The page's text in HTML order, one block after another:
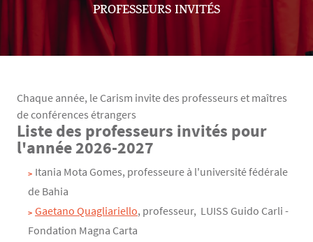
PROFESSEURS INVITÉS
Chaque année, le Carism invite des professeurs et maîtres
de conférences étrangers
Contenu
Texte
Liste des professeurs invités pour
l'année 2026-2027
Itania Mota Gomes, professeure à l'université fédérale
de Bahia
Gaetano Quagliariello, professeur, LUISS Guido Carli -
Fondation Magna Carta